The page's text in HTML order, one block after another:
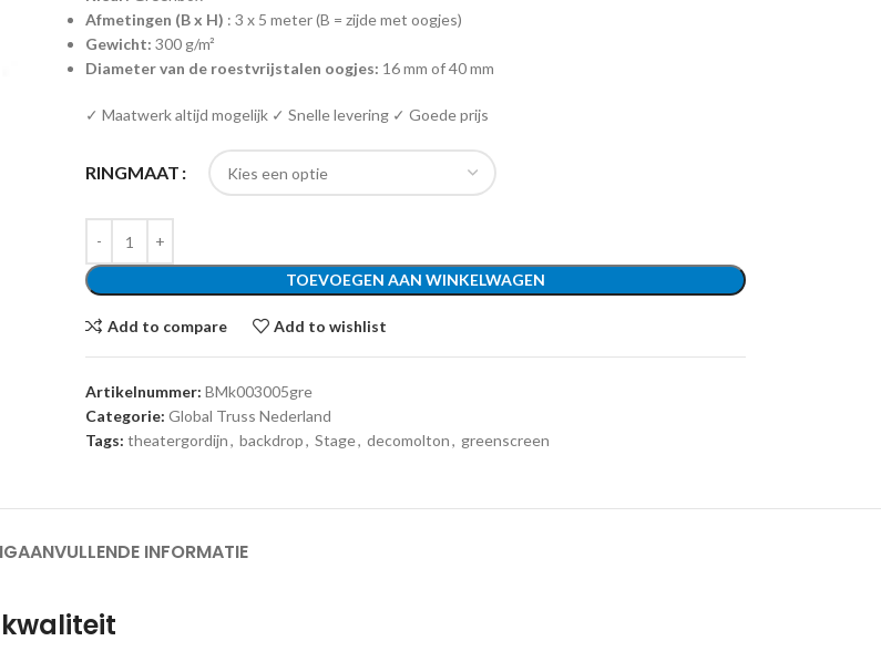
Afmetingen (B x H) : 3 x 5 meter (B = zijde met oogjes)
Gewicht: 300 g/m²
Diameter van de roestvrijstalen oogjes: 16 mm of 40 mm
✓ Maatwerk altijd mogelijk ✓ Snelle levering ✓ Goede prijs
RINGMAAT
TOEVOEGEN AAN WINKELWAGEN
Add to compare Add to wishlist
Artikelnummer: BMk003005gre
Categorie: Global Truss Nederland
Tags: theatergordijn, backdrop, Stage, decomolton, greenscreen
AANVULLENDE INFORMATIE
kwaliteit